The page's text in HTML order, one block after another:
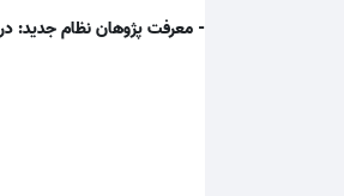
- معرفت پژوهان نظام جدید: